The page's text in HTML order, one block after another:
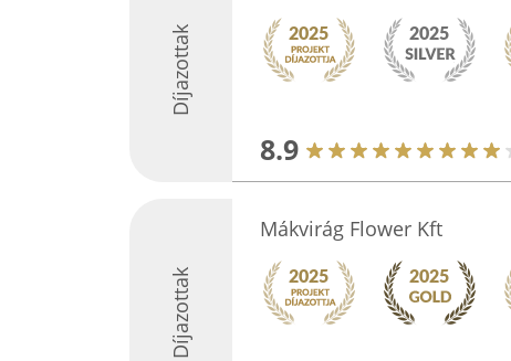
Díjazottak
8.9
Díjazottak
Mákvirág Flower Kft